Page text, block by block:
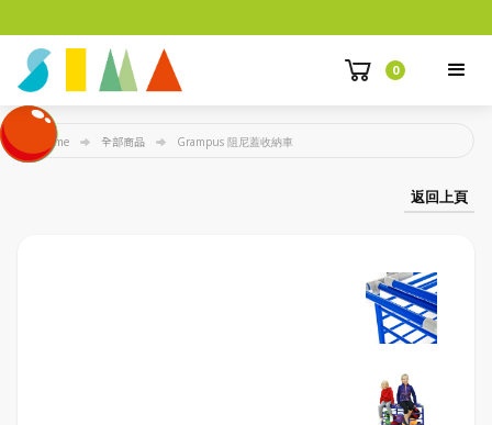
0
Home 全部商品 Grampus 阻尼蓋收納車
返回上頁